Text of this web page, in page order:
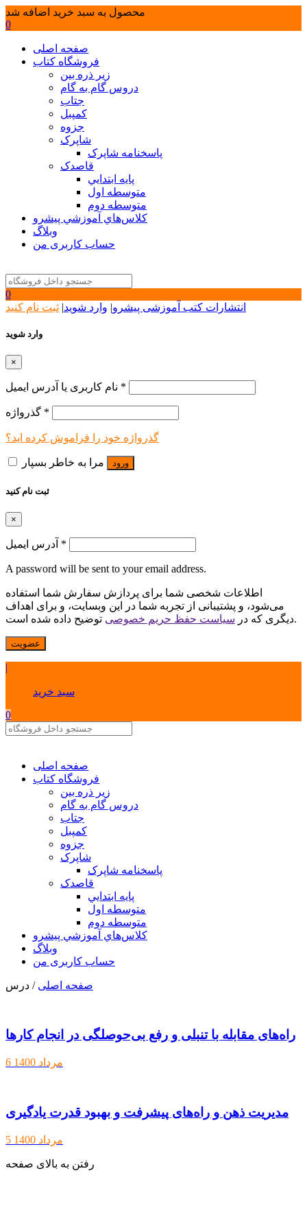
محصول به سبد خرید اضافه شد
0
صفحه اصلی
فروشگاه کتاب
زیر ذره بین
دروس گام به گام
جتاب
کمپبل
جزوه
شاپرک
پاسخنامه شاپرک
قاصدک
پايه ابتدايي
متوسطه اول
متوسطه دوم
كلاس‌هاي آموزشي پيشرو
وبلاگ
حساب کاربری من
0
انتشارات کتب آموزشی پیشرو| وارد شوید| ثبت نام کنید
وارد شوید
×
*
*
گذرواژه خود را فراموش کرده اید؟
مرا به خاطر بسپار ورود
ثبت نام کنید
×
*
A password will be sent to your email address.
اطلاعات شخصی شما برای پردازش سفارش شما استفاده
می‌شود، و پشتیبانی از تجربه شما در این وبسایت، و برای اهداف
دیگری که در سیاست حفظ حریم خصوصی توضیح داده شده است.
عضویت
|
سبد خرید
0
صفحه اصلی
فروشگاه کتاب
زیر ذره بین
دروس گام به گام
جتاب
کمپبل
جزوه
شاپرک
پاسخنامه شاپرک
قاصدک
پايه ابتدايي
متوسطه اول
متوسطه دوم
كلاس‌هاي آموزشي پيشرو
وبلاگ
حساب کاربری من
صفحه اصلی
راه‌های مقابله با تنبلی و رفع بی‌حوصلگی در انجام کارها
6 مرداد 1400
مدیریت ذهن و راه‌های پیشرفت و بهبود قدرت یادگیری
5 مرداد 1400
رفتن به بالای صفحه